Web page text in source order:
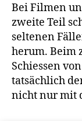
Bei Filmen
zweite Teil
seltenen
herum. Beim
Schiessen
tatsächlich
nicht nur mit